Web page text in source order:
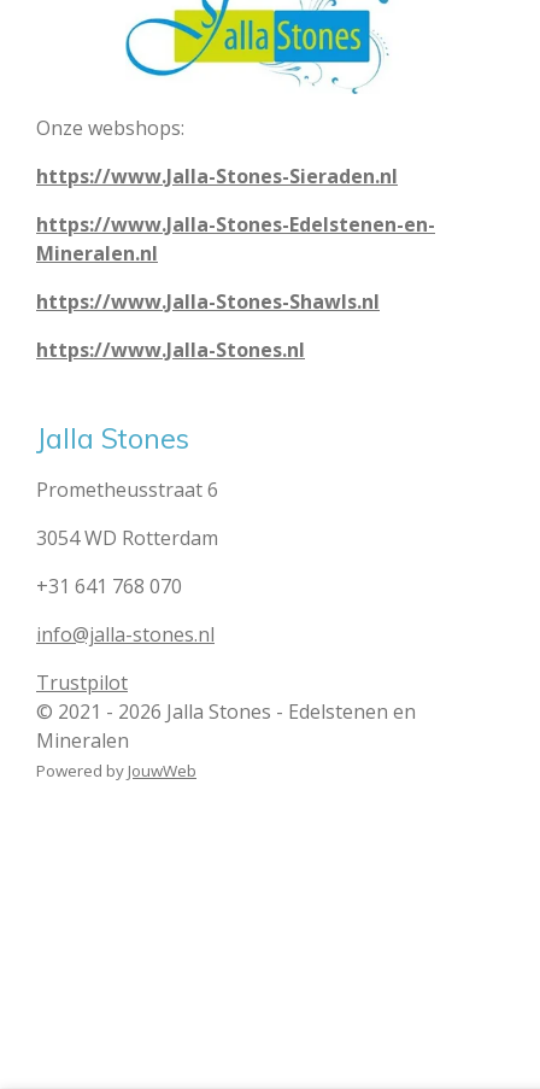
Onze webshops:
https://www.Jalla-Stones-Sieraden.nl
https://www.Jalla-Stones-Edelstenen-en-
Mineralen.nl
https://www.Jalla-Stones-Shawls.nl
https://www.Jalla-Stones.nl
Jalla Stones
Prometheusstraat 6
3054 WD Rotterdam
+31 641 768 070
info@jalla-stones.nl
Trustpilot
© 2021 - 2026 Jalla Stones - Edelstenen en
Mineralen
Powered by JouwWeb